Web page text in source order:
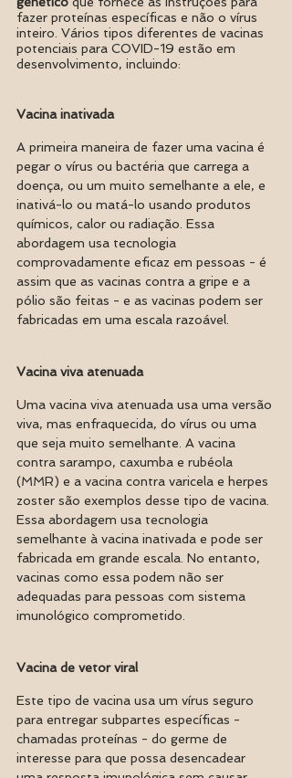
fazer proteínas específicas e não o vírus
inteiro. Vários tipos diferentes de vacinas
potenciais para COVID-19 estão em
desenvolvimento, incluindo:
Vacina inativada
A primeira maneira de fazer uma vacina é
pegar o vírus ou bactéria que carrega a
doença, ou um muito semelhante a ele, e
inativá-lo ou matá-lo usando produtos
químicos, calor ou radiação. Essa
abordagem usa tecnologia
comprovadamente eficaz em pessoas - é
assim que as vacinas contra a gripe e a
pólio são feitas - e as vacinas podem ser
fabricadas em uma escala razoável.
Vacina viva atenuada
Uma vacina viva atenuada usa uma versão
viva, mas enfraquecida, do vírus ou uma
que seja muito semelhante. A vacina
contra sarampo, caxumba e rubéola
(MMR) e a vacina contra varicela e herpes
zoster são exemplos desse tipo de vacina.
Essa abordagem usa tecnologia
semelhante à vacina inativada e pode ser
fabricada em grande escala. No entanto,
vacinas como essa podem não ser
adequadas para pessoas com sistema
imunológico comprometido.
Vacina de vetor viral
Este tipo de vacina usa um vírus seguro
para entregar subpartes específicas -
chamadas proteínas - do germe de
interesse para que possa desencadear